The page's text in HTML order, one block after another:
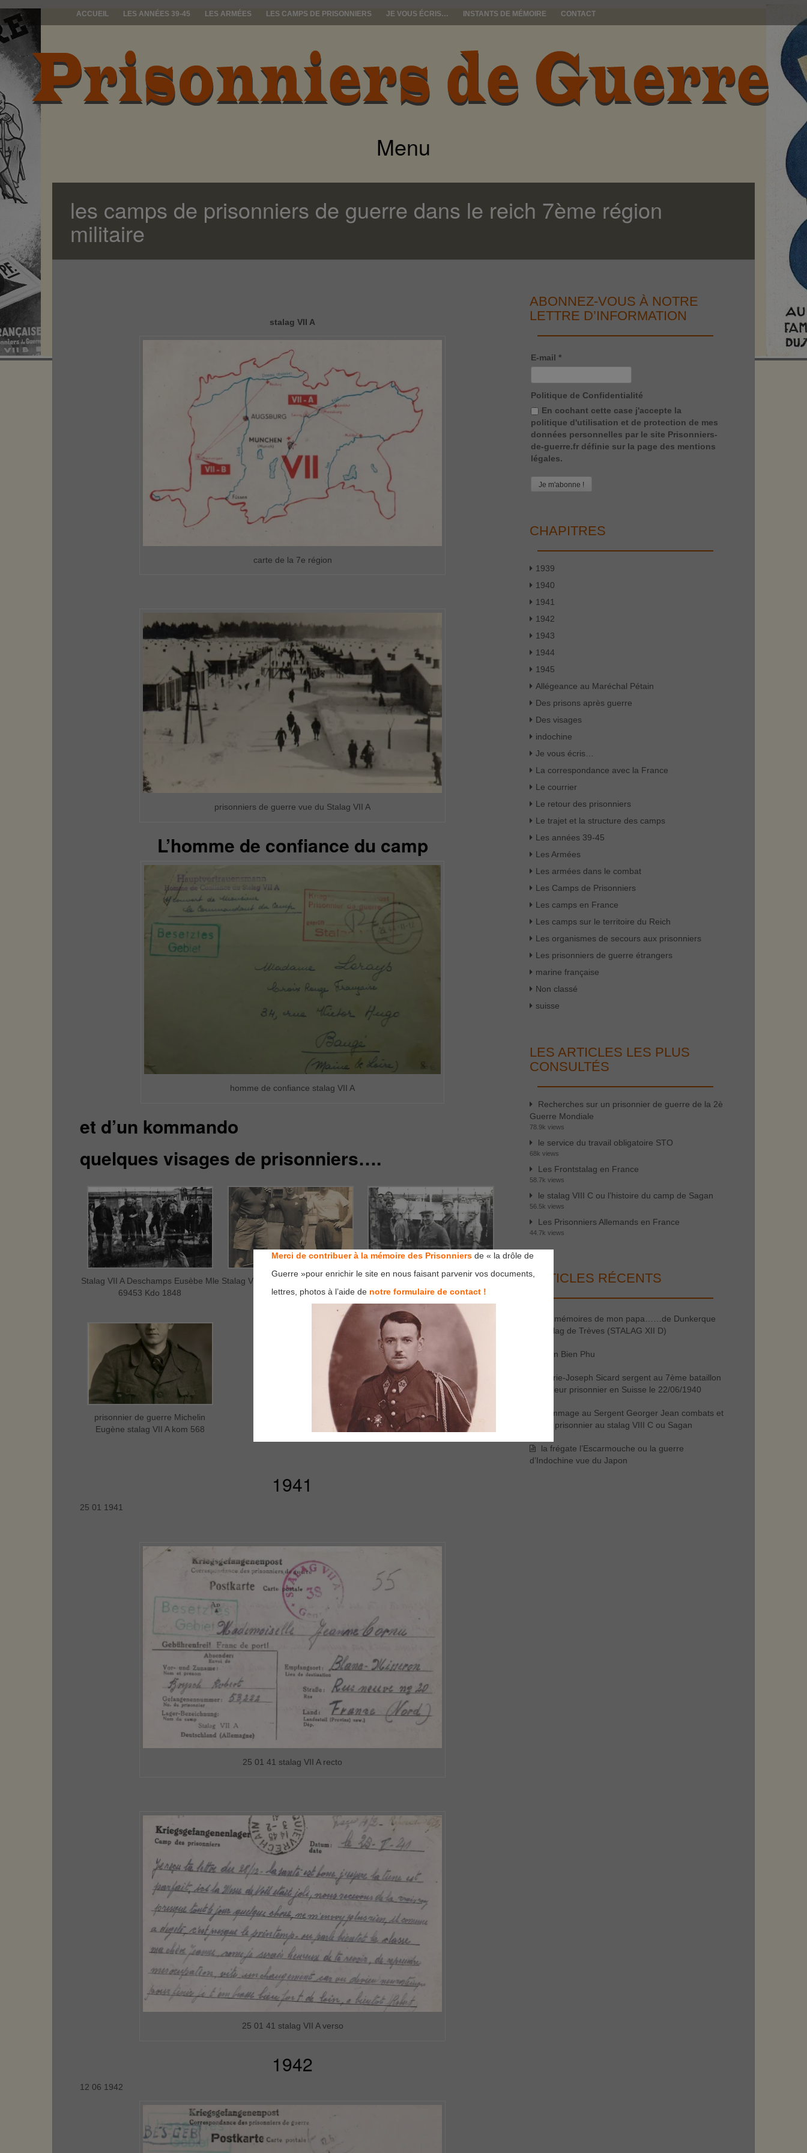
ACCUEIL LES ANNÉES 39-45 LES ARMÉES LES CAMPS DE PRISONNIERS JE VOUS ÉCRIS… INSTANTS DE MÉMOIRE CONTACT
prisonniers de guerre
Menu
CONTENU
les camps de prisonniers de guerre dans le reich 7ème région
militaire
stalag VII A
carte de la 7e région
prisonniers de guerre vue du Stalag VII A
L’homme de confiance du camp
homme de confiance stalag VII A
et d’un kommando
quelques visages de prisonniers….
Stalag VII A Deschamps Eusèbe Mle
69453 Kdo 1848
Stalag VII A Deschamps Eusèbe Mle
69453 Kdo 1848
Stalag VII A Deschamps Eusèbe Mle
69453 Kdo 1848
prisonnier de guerre Michelin
Eugène stalag VII A kom 568
1941
25 01 1941
25 01 41 stalag VII A recto
25 01 41 stalag VII A verso
1942
12 06 1942
ABONNEZ-VOUS À NOTRE
LETTRE D’INFORMATION
E-mail *
Politique de Confidentialité
En cochant cette case j'accepte la
politique d'utilisation et de protection de mes
données personnelles par le site Prisonniers-
de-guerre.fr définie sur la page des mentions
légales.
CHAPITRES
1939
1940
1941
1942
1943
1944
1945
Allégeance au Maréchal Pétain
Des prisons après guerre
Des visages
indochine
Je vous écris…
La correspondance avec la France
Le courrier
Le retour des prisonniers
Le trajet et la structure des camps
Les années 39-45
Les Armées
Les armées dans le combat
Les Camps de Prisonniers
Les camps en France
Les camps sur le territoire du Reich
Les organismes de secours aux prisonniers
Les prisonniers de guerre étrangers
marine française
Non classé
suisse
LES ARTICLES LES PLUS
CONSULTÉS
Recherches sur un prisonnier de guerre de la 2è
Guerre Mondiale
78.9k views
le service du travail obligatoire STO
68k views
Les Frontstalag en France
58.7k views
le stalag VIII C ou l’histoire du camp de Sagan
56.5k views
Les Prisonniers Allemands en France
44.7k views
ARTICLES RÉCENTS
les mémoires de mon papa……de Dunkerque
au stalag de Trèves (STALAG XII D)
Dien Bien Phu
Marie-Joseph Sicard sergent au 7ème bataillon
mitrailleur prisonnier en Suisse le 22/06/1940
hommage au Sergent Georger Jean combats et
vie de prisonnier au stalag VIII C ou Sagan
la frégate l’Escarmouche ou la guerre
d’Indochine vue du Japon
Merci de contribuer à la mémoire des Prisonniers de « la drôle de
Guerre »pour enrichir le site en nous faisant parvenir vos documents,
lettres, photos à l’aide de notre formulaire de contact !